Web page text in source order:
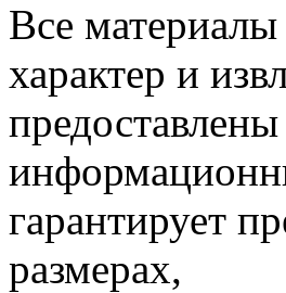
Все
характер и
предоставлены
гарантирует
размерах,